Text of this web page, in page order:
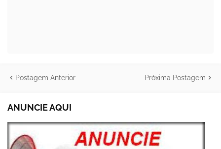
Postagem Anterior Próxima Postagem
ANUNCIE AQUI